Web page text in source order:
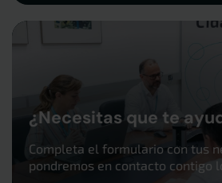
¿Necesitas que te
Completa el formulario con tus
pondremos en contacto contigo